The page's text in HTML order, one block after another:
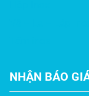
NHẬN BÁO